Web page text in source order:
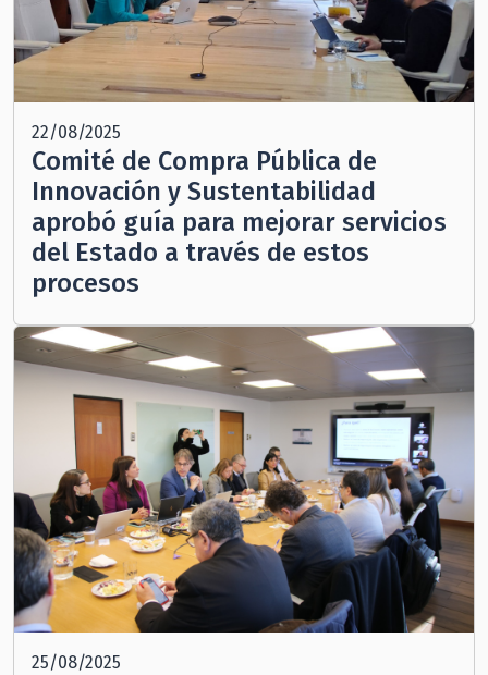
22/08/2025
Comité de Compra Pública de
Innovación y Sustentabilidad
aprobó guía para mejorar servicios
del Estado a través de estos
procesos
25/08/2025